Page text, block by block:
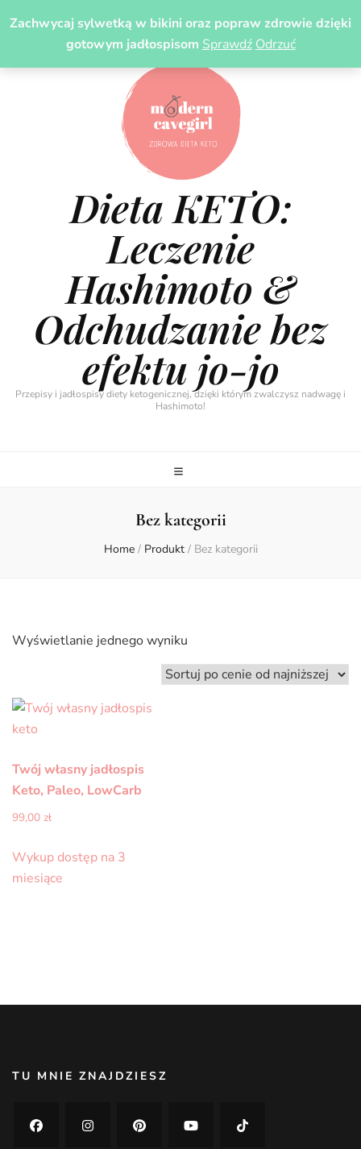
Zachwycaj sylwetką w bikini oraz popraw zdrowie dzięki
gotowym jadłospisom Sprawdź Odrzuć
Dieta KETO:
Leczenie
Hashimoto &
Odchudzanie bez
efektu jo-jo
Przepisy i jadłospisy diety ketogenicznej, dzięki którym zwalczysz nadwagę i
Hashimoto!
Bez kategorii
Home / Produkt / Bez kategorii
Wyświetlanie jednego wyniku
Twój własny jadłospis
Keto, Paleo, LowCarb
99,00 zł
Wykup dostęp na 3
miesiące
TU MNIE ZNAJDZIESZ